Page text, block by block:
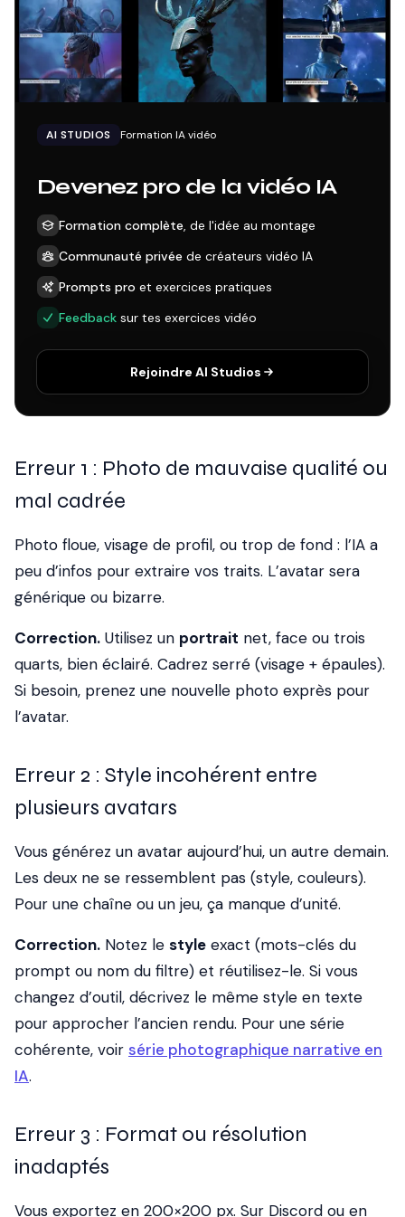
AI STUDIOS Formation IA vidéo
Devenez pro de la vidéo IA
Formation complète, de l'idée au montage
Communauté privée de créateurs vidéo IA
Prompts pro et exercices pratiques
Feedback sur tes exercices vidéo
Rejoindre AI Studios
Erreur 1 : Photo de mauvaise qualité ou
mal cadrée
Photo floue, visage de profil, ou trop de fond : l’IA a
peu d’infos pour extraire vos traits. L’avatar sera
générique ou bizarre.
Correction. Utilisez un portrait net, face ou trois
quarts, bien éclairé. Cadrez serré (visage + épaules).
Si besoin, prenez une nouvelle photo exprès pour
l’avatar.
Erreur 2 : Style incohérent entre
plusieurs avatars
Vous générez un avatar aujourd’hui, un autre demain.
Les deux ne se ressemblent pas (style, couleurs).
Pour une chaîne ou un jeu, ça manque d’unité.
Correction. Notez le style exact (mots-clés du
prompt ou nom du filtre) et réutilisez-le. Si vous
changez d’outil, décrivez le même style en texte
pour approcher l’ancien rendu. Pour une série
cohérente, voir série photographique narrative en
IA.
Erreur 3 : Format ou résolution
inadaptés
Vous exportez en 200×200 px. Sur Discord ou en